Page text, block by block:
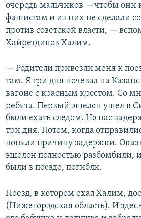
очередь мальчиков — чтобы они
фашистам и из них не сделали
против советской власти, —
Хайретдинов Халим.
— Родители привезли меня к
там. Я три дня ночевал на
вагоне с красным крестом. Со
ребята. Первый эшелон ушел в
были ехать следом. Но нас
три дня. Потом, когда
поняли причину задержки.
эшелон полностью разбомбили,
были в поезде, погибли.
Поезд, в котором ехал Халим,
(Нижегородская область). И